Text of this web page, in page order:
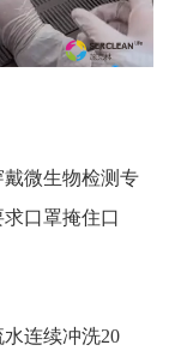
微生物检测专
口罩掩住口
连续冲洗20